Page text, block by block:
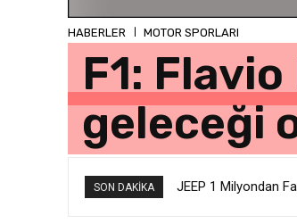
HABERLER MOTOR SPORLARI
F1:
geleceği
SON DAKIKA JEEP 1 Milyondan